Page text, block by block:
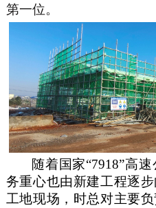
第一位。
随着国家“7918”高
务重心也由新建工程逐
工地现场，时总对主要